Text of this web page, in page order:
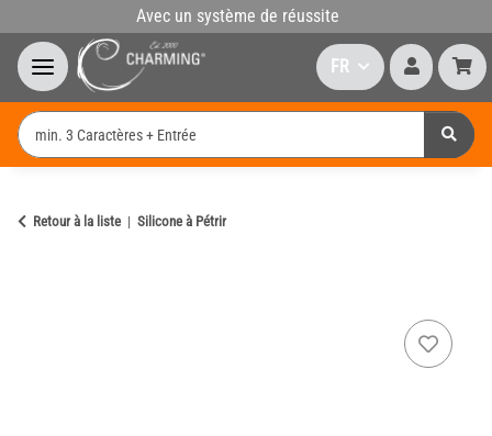
Avec un système de réussite
FR
Retour à la liste Silicone à Pétrir